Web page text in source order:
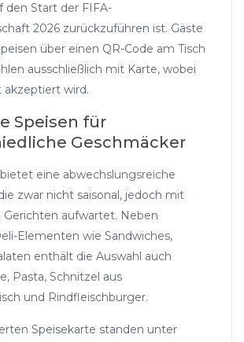
den Start der FIFA-
2026 zurückzuführen ist. Gäste
über einen QR-Code am Tisch
ausschließlich mit Karte, wobei
akzeptiert wird.
Speisen für
Geschmäcker
eine abwechslungsreiche
zwar nicht saisonal, jedoch mit
Gerichten aufwartet. Neben
Elementen wie Sandwiches,
enthält die Auswahl auch
Pasta, Schnitzel aus
und Rindfleischburger.
Speisekarte standen unter